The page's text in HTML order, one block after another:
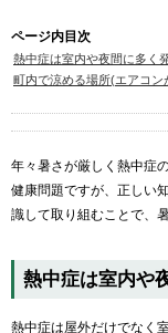
ページ内目次
熱中症は室内や夜間に多く
町内で涼める場所(エアコ
年々暑さが厳しく熱中症
健康問題ですが、正しい
識して取り組むことで、
熱中症は室内や
熱中症は屋外だけでなく